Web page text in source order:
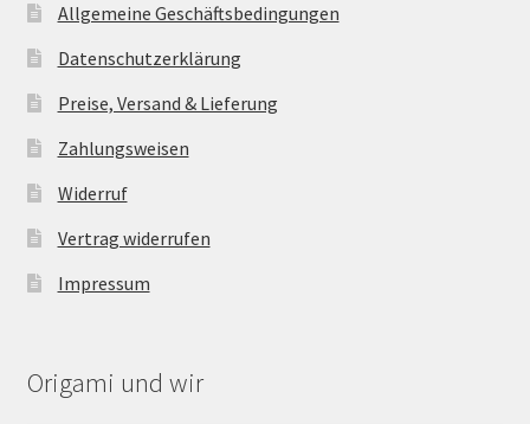
Allgemeine Geschäftsbedingungen
Datenschutzerklärung
Preise, Versand & Lieferung
Zahlungsweisen
Widerruf
Vertrag widerrufen
Impressum
Origami und wir